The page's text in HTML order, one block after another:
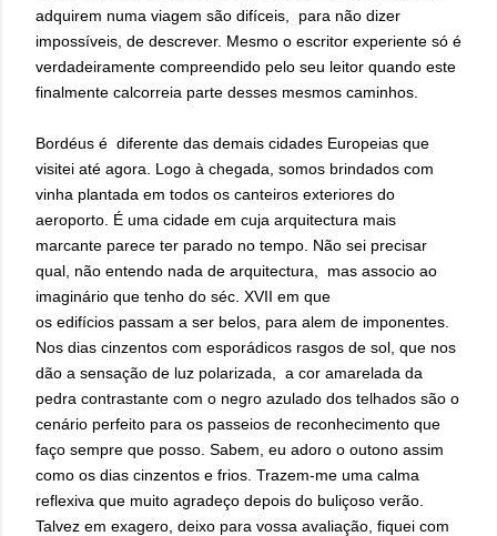
adquirem numa viagem são difíceis, para não dizer
impossíveis, de descrever. Mesmo o escritor experiente só é
verdadeiramente compreendido pelo seu leitor quando este
finalmente calcorreia parte desses mesmos caminhos.
Bordéus é diferente das demais cidades Europeias que
visitei até agora. Logo à chegada, somos brindados com
vinha plantada em todos os canteiros exteriores do
aeroporto. É uma cidade em cuja arquitectura mais
marcante parece ter parado no tempo. Não sei precisar
qual, não entendo nada de arquitectura, mas associo ao
imaginário que tenho do séc. XVII em que
os edifícios passam a ser belos, para alem de imponentes.
Nos dias cinzentos com esporádicos rasgos de sol, que nos
dão a sensação de luz polarizada, a cor amarelada da
pedra contrastante com o negro azulado dos telhados são o
cenário perfeito para os passeios de reconhecimento que
faço sempre que posso. Sabem, eu adoro o outono assim
como os dias cinzentos e frios. Trazem-me uma calma
reflexiva que muito agradeço depois do buliçoso verão.
Talvez em exagero, deixo para vossa avaliação, fiquei com